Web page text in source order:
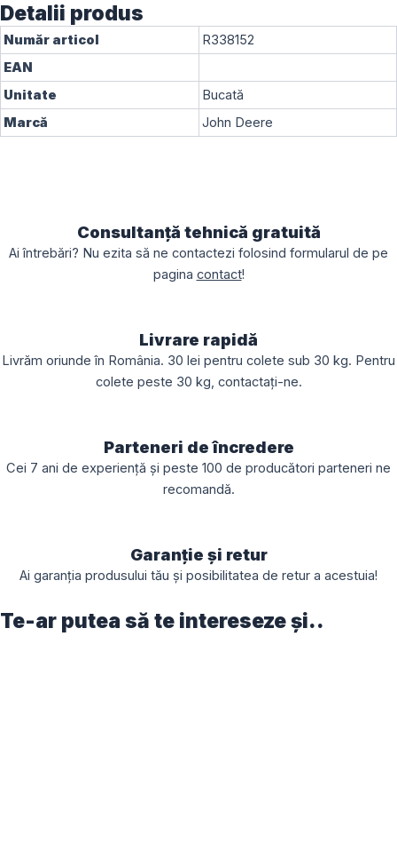
Detalii produs
Număr articol
R338152
EAN
Unitate
Bucată
Marcă
John Deere
Consultanță tehnică gratuită
Ai întrebări? Nu ezita să ne contactezi folosind formularul de pe
pagina contact!
Livrare rapidă
Livrăm oriunde în România. 30 lei pentru colete sub 30 kg. Pentru
colete peste 30 kg, contactați-ne.
Parteneri de încredere
Cei 7 ani de experiență și peste 100 de producători parteneri ne
recomandă.
Garanție și retur
Ai garanția produsului tău și posibilitatea de retur a acestuia!
Te-ar putea să te intereseze și..